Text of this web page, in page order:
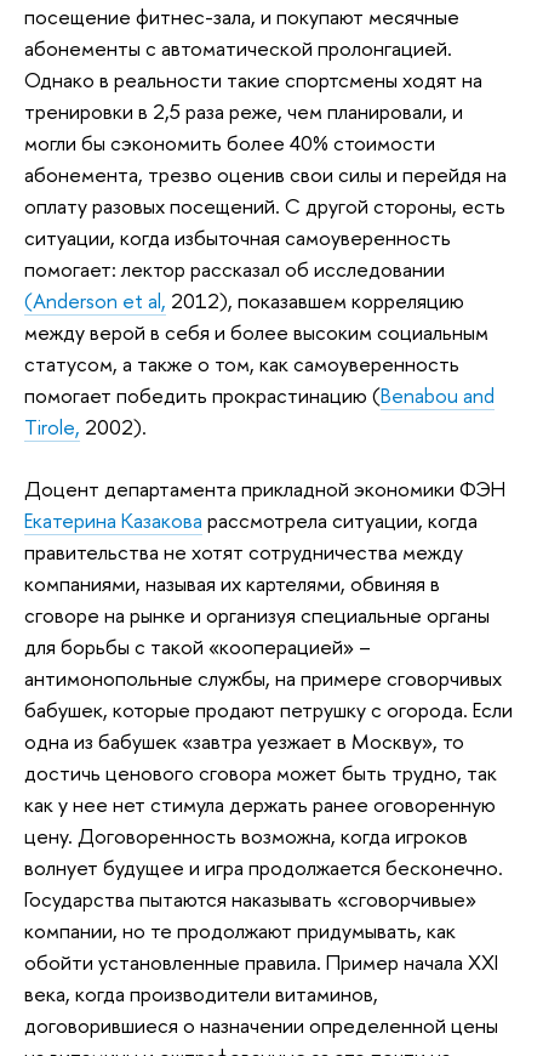
посещение фитнес-зала, и покупают месячные
абонементы с автоматической пролонгацией.
Однако в реальности такие спортсмены ходят на
тренировки в 2,5 раза реже, чем планировали, и
могли бы сэкономить более 40% стоимости
абонемента, трезво оценив свои силы и перейдя на
оплату разовых посещений. С другой стороны, есть
ситуации, когда избыточная самоуверенность
помогает: лектор рассказал об исследовании
(Anderson et al, 2012), показавшем корреляцию
между верой в себя и более высоким социальным
статусом, а также о том, как самоуверенность
помогает победить прокрастинацию (Benabou and
Tirole, 2002).
Доцент департамента прикладной экономики ФЭН
Екатерина Казакова рассмотрела ситуации, когда
правительства не хотят сотрудничества между
компаниями, называя их картелями, обвиняя в
сговоре на рынке и организуя специальные органы
для борьбы с такой «кооперацией» –
антимонопольные службы, на примере сговорчивых
бабушек, которые продают петрушку с огорода. Если
одна из бабушек «завтра уезжает в Москву», то
достичь ценового сговора может быть трудно, так
как у нее нет стимула держать ранее оговоренную
цену. Договоренность возможна, когда игроков
волнует будущее и игра продолжается бесконечно.
Государства пытаются наказывать «сговорчивые»
компании, но те продолжают придумывать, как
обойти установленные правила. Пример начала XXI
века, когда производители витаминов,
договорившиеся о назначении определенной цены